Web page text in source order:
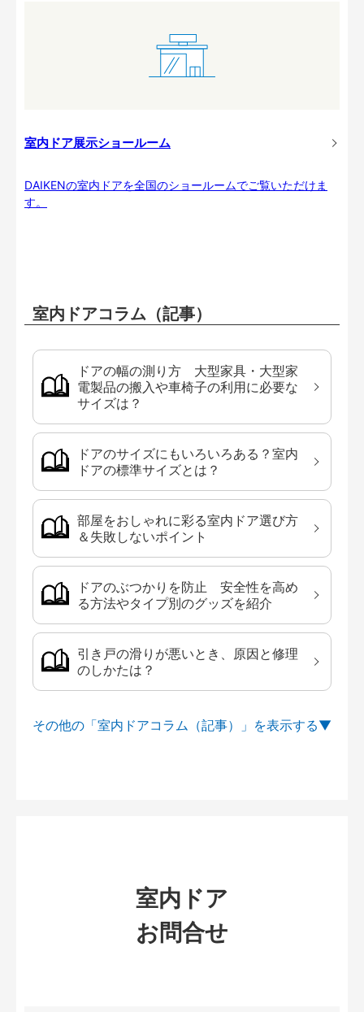
室内ドア展示ショールーム
DAIKENの室内ドアを全国のショールームでご覧いただけま
す。
室内ドアコラム（記事）
ドアの幅の測り方 大型家具・大型家
電製品の搬入や車椅子の利用に必要な
サイズは？
ドアのサイズにもいろいろある？室内
ドアの標準サイズとは？
部屋をおしゃれに彩る室内ドア選び方
＆失敗しないポイント
ドアのぶつかりを防止 安全性を高め
る方法やタイプ別のグッズを紹介
引き戸の滑りが悪いとき、原因と修理
のしかたは？
その他の「室内ドアコラム（記事）」を
室内ドア
お問合せ